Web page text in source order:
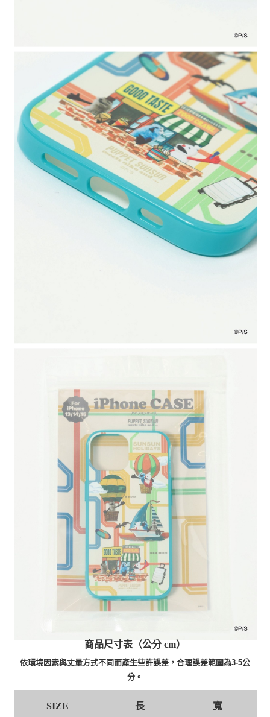
商品尺寸表（公分 cm）
依環境因素與丈量方式不同而產生些許誤差，合理誤差範圍為3-5公
分。
SIZE 長 寬